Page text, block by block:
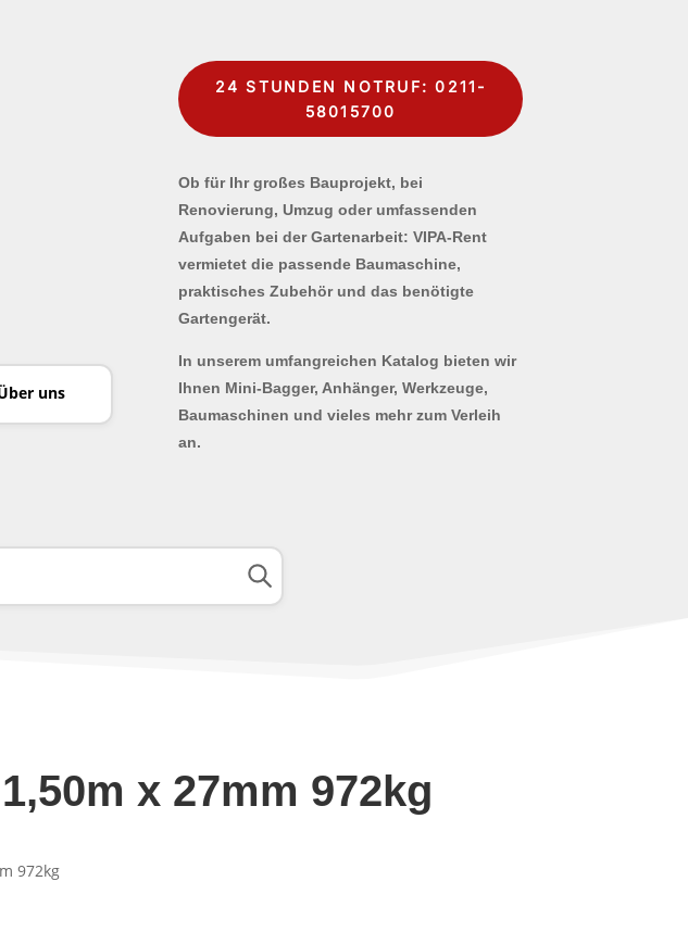
uns
24 STUNDEN NOTRUF: 0211-
58015700
Ob für Ihr großes Bauprojekt, bei
Renovierung, Umzug oder umfassenden
Aufgaben bei der Gartenarbeit: VIPA-Rent
vermietet die passende Baumaschine,
praktisches Zubehör und das benötigte
Gartengerät.
In unserem umfangreichen Katalog bieten wir
Ihnen Mini-Bagger, Anhänger, Werkzeuge,
Baumaschinen und vieles mehr zum Verleih
an.
x 27mm 972kg
972kg